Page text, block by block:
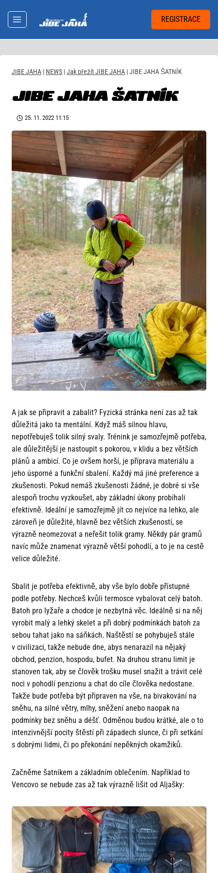
obsah
REGISTRACE
JIBE JAHA | NEWS |Jak přežít JIBE JAHA |JIBE JAHA ŠATNÍK
JIBE JAHA ŠATNÍK
25. 11. 2022 11:15
A jak se připravit a zabalit? Fyzická stránka není zas až tak
důležitá jako ta mentální. Když máš silnou hlavu,
nepotřebuješ tolik silný svaly. Trénink je samozřejmě potřeba,
ale důležitější je nastoupit s pokorou, v klidu a bez větších
plánů a ambicí. Co je ovšem horší, je příprava materiálu a
jeho úsporné a funkční sbalení. Každý má jiné preference a
zkušenosti. Pokud nemáš zkušenosti žádné, je dobré si vše
alespoň trochu vyzkoušet, aby základní úkony probíhali
efektivně. Ideální je samozřejmě jít co nejvíce na lehko, ale
zároveň je důležité, hlavně bez větších zkušeností, se
výrazně neomezovat a neřešit tolik gramy. Někdy pár gramů
navíc může znamenat výrazně větší pohodlí, a to je na cestě
velice důležité.
Sbalit je potřeba efektivně, aby vše bylo dobře přístupné
podle potřeby. Nechceš kvůli termosce vybalovat celý batoh.
Batoh pro lyžaře a chodce je nezbytná věc. Ideálně si na něj
vyrobit malý a lehký skelet a při dobrý podmínkách batoh za
sebou tahat jako na sáňkách. Naštěstí se pohybuješ stále
v civilizaci, takže nebude dne, abys nenarazil na nějaký
obchod, penzion, hospodu, bufet. Na druhou stranu limit je
stanoven tak, aby se člověk trošku musel snažit a trávit celé
noci v pohodlí penzionu a chat do cíle člověka nedostane.
Takže bude potřeba být připraven na vše, na bivakování na
sněhu, na silné větry, mlhy, sněžení anebo naopak na
podmínky bez sněhu a déšť. Odměnou budou krátké, ale o to
intenzivnější pocity štěstí při západech slunce, či při setkání
s dobrými lidmi, či po překonání nepěkných okamžiků.
Začněme šatníkem a základním oblečením. Například to
Vencovo se nebude zas až tak výrazně lišit od Aljašky: